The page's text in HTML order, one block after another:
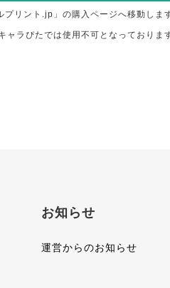
リント.jp」の購入ページへ移動しま
ャラぴたでは使用不可となっておりま
お知らせ
運営からのお知らせ